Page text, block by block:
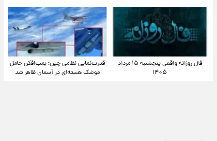
فال روزانه واقعی پنجشنبه ۱۵ مرداد
۱۴۰۵
قدرت‌نمایی نظامی چین؛ بمب‌افکن حامل
موشک هسته‌ای در آسمان ظاهر شد